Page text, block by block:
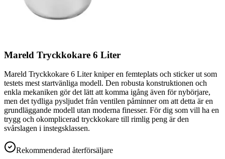
Mareld Tryckkokare 6 Liter
Mareld Tryckkokare 6 Liter kniper en femteplats och sticker ut som
testets mest startvänliga modell. Den robusta konstruktionen och
enkla mekaniken gör det lätt att komma igång även för nybörjare,
men det tydliga pysljudet från ventilen påminner om att detta är en
grundläggande modell utan moderna finesser. För dig som vill ha en
trygg och okomplicerad tryckkokare till rimlig peng är den
svårslagen i instegsklassen.
Rekommenderad återförsäljare